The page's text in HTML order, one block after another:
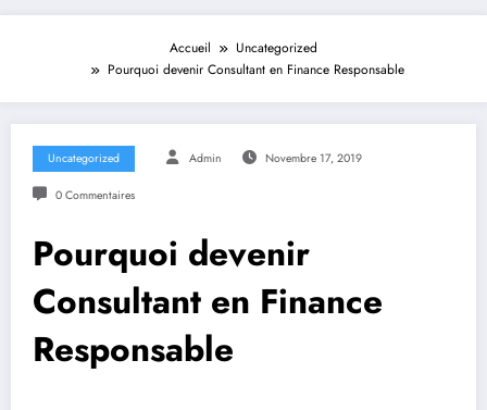
Accueil
Uncategorized
Pourquoi devenir Consultant en Finance Responsable
Uncategorized Admin Novembre 17, 2019
0 Commentaires
Pourquoi devenir
Consultant en Finance
Responsable